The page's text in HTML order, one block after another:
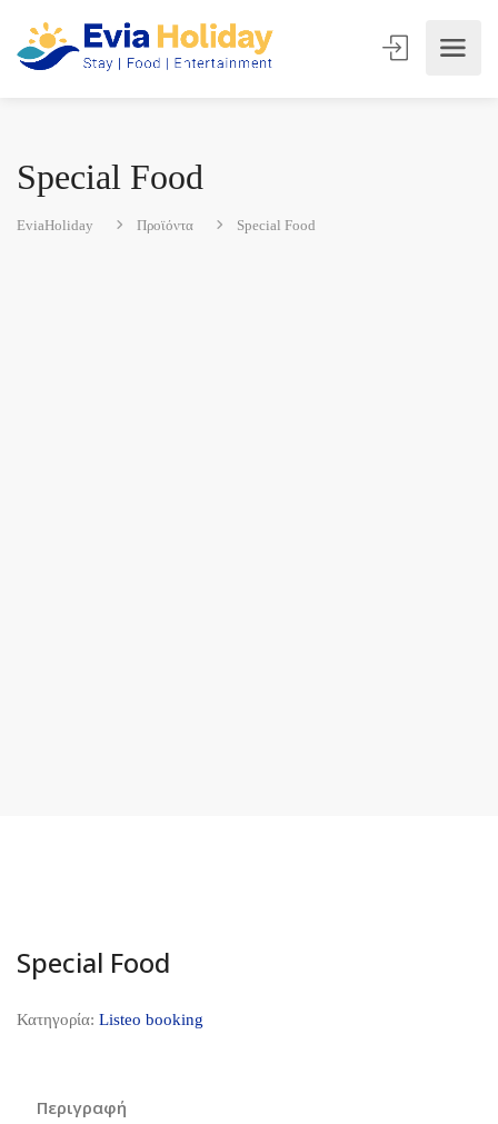
Special Food
EviaHoliday Προϊόντα Special Food
Special Food
Κατηγορία: Listeo booking
Περιγραφή